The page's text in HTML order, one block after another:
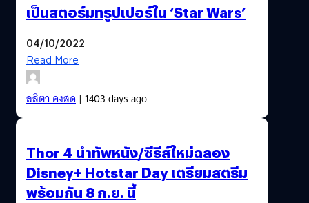
เป็นสตอร์มทรูปเปอร์ใน ‘Star Wars’
04/10/2022
Read More
ลลิตา คงสด| 1403 days ago
Thor 4 นำทัพหนัง/ซีรีส์ใหม่ฉลอง
Disney+ Hotstar Day เตรียมสตรีม
พร้อมกัน 8 ก.ย. นี้